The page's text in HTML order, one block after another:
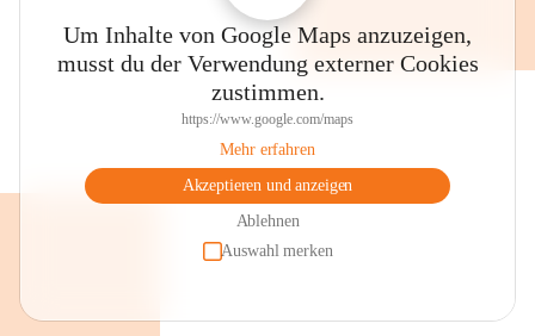
Um Inhalte von Google Maps anzuzeigen,
musst du der Verwendung externer Cookies
zustimmen.
https://www.google.com/maps
Mehr erfahren
Akzeptieren und anzeigen
Ablehnen
Auswahl merken